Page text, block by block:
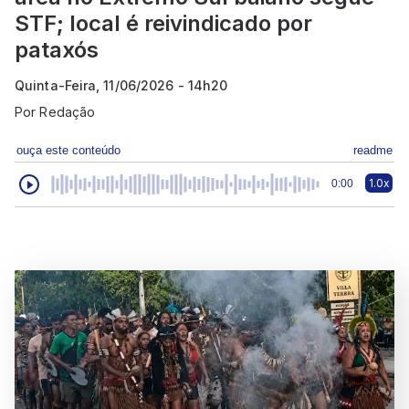
STF; local é reivindicado por
pataxós
Quinta-Feira, 11/06/2026 - 14h20
PorRedação
ouça este conteúdo readme
0:00 1.0x